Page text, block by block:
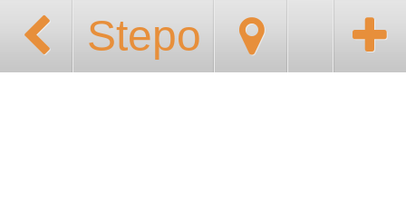
Stepo